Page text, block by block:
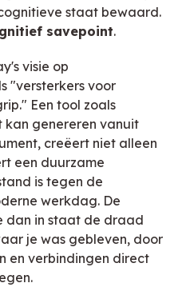
staat bewaard.
savepoint.
visie op
"versterkers voor
Een tool zoals
kan genereren vanuit
creëert niet alleen
een duurzame
is tegen de
werkdag. De
dan in staat de draad
je was gebleven, door
en verbindingen direct